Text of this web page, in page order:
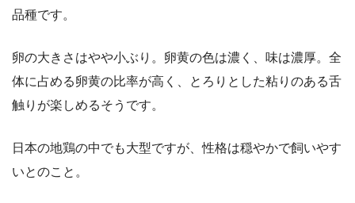
品種です。
卵の大きさはやや小ぶり。卵黄の色は濃く、味は濃厚。全
体に占める卵黄の比率が高く、とろりとした粘りのある舌
触りが楽しめるそうです。
日本の地鶏の中でも大型ですが、性格は穏やかで飼いやす
いとのこと。